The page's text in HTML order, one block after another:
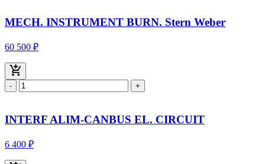
MECH. INSTRUMENT BURN. Stern Weber
60 500 ₽
- +
INTERF ALIM-CANBUS EL. CIRCUIT
6 400 ₽